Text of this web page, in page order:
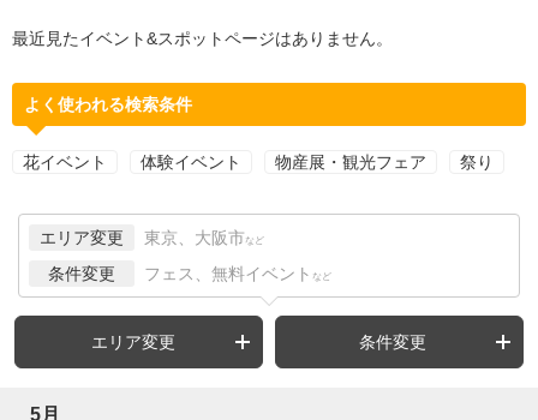
最近見たイベント&スポットページはありません。
よく使われる検索条件
花イベント 体験イベント 物産展・観光フェア 祭り
エリア変更 東京、大阪市 など
条件変更 フェス、無料イベント など
エリア変更 条件変更
5月